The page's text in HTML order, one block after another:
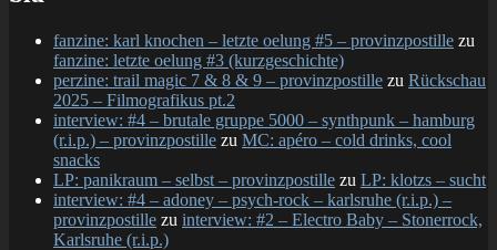
fanzine: karl knochen – letzte oelung #5 – provinzpostille zu
fanzine: letzte oelung #3 (kurzgeschichte)
perzine: trail magic 7 & 8 & 9 – provinzpostille zu Rückschau
2025 – Filmografikus pt.2
interview: #4 – brutale gruppe 5000 – synthpunk – hamburg
(r.i.p.) – provinzpostille zu MC: apéro – cold drinks, cool
snacks
LP: panikraum – selbst – provinzpostille zu LP: klotzs – sucht
interview: #4 – adoney – psych-rock – karlsruhe (r.i.p.) –
provinzpostille zu interview: #2 – Electro Baby – Stonerrock,
Karlsruhe (r.i.p.)